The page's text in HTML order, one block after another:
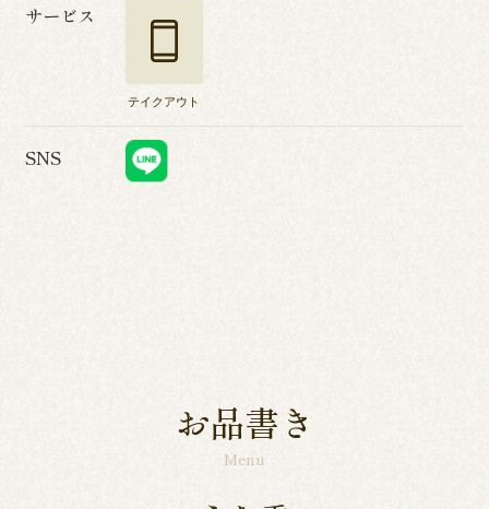
サービス
テイクアウト
SNS
お品書き
Menu